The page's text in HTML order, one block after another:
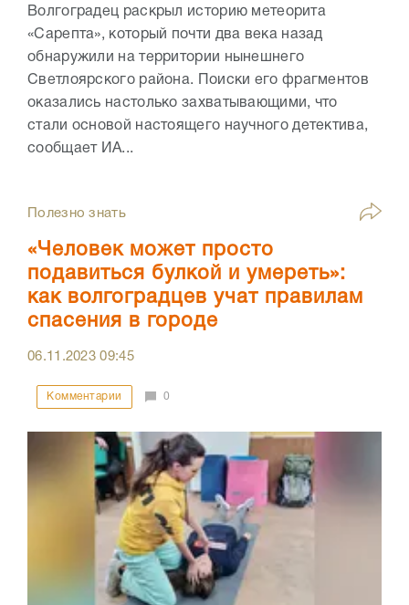
Волгоградец раскрыл историю метеорита
«Сарепта», который почти два века назад
обнаружили на территории нынешнего
Светлоярского района. Поиски его фрагментов
оказались настолько захватывающими, что
стали основой настоящего научного детектива,
сообщает ИА...
Полезно знать
«Человек может просто
подавиться булкой и умереть»:
как волгоградцев учат правилам
спасения в городе
06.11.202309:45
Комментарии 0